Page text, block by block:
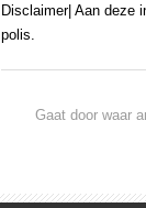
Disclaimer| Aan deze
polis.
Gaat door waar